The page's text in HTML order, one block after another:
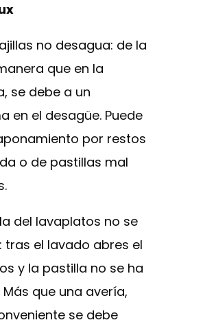
no desagua: de la
que en la
se debe a un
en el desagüe. Puede
por restos
o de pastillas mal
del lavaplatos no se
tras el lavado abres el
y la pastilla no se ha
Más que una avería,
se debe